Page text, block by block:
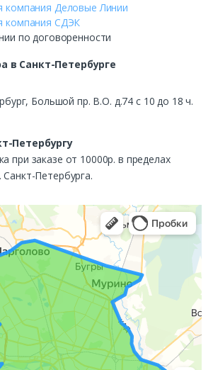
компания Деловые Линии
компания СДЭК
по договоренности
в Санкт-Петербурге
Большой пр. В.О. д.74 с 10 до 18 ч.
Петербургу
при заказе от 10000р. в пределах
Петербурга.